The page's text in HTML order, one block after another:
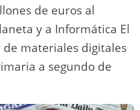
de euros al
y a Informática El
materiales digitales
a segundo de